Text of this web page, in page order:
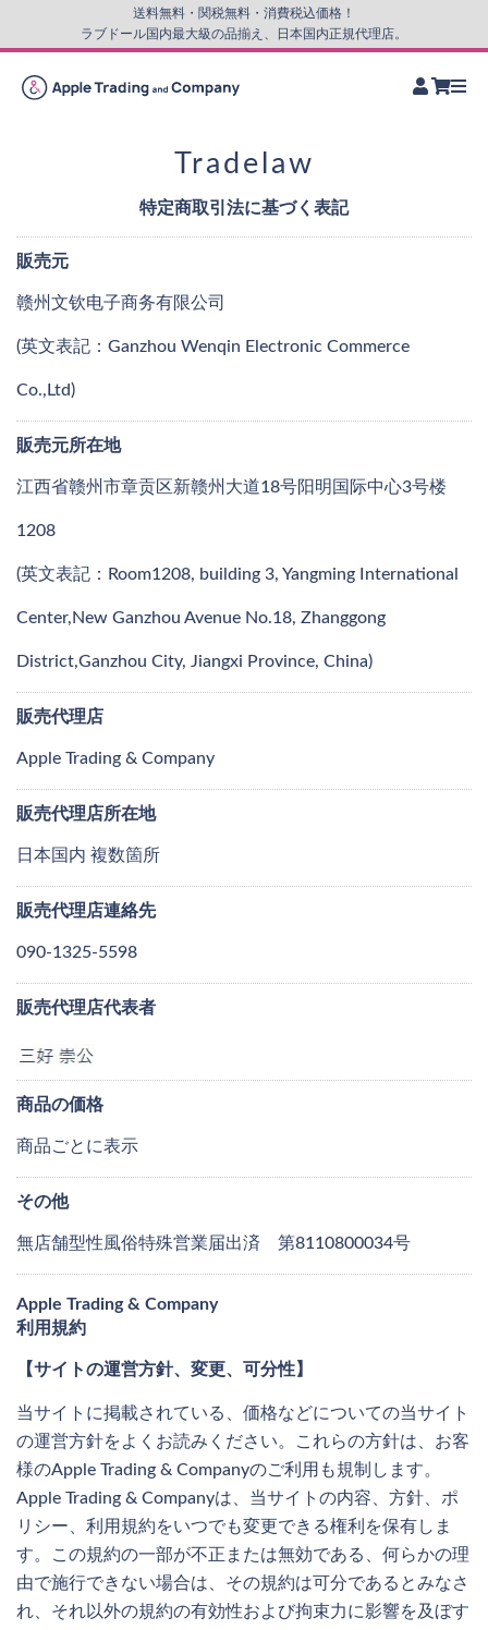
送料無料・関税無料・消費税込価格！
ラブドール国内最大級の品揃え、日本国内正規代理店。
Tradelaw
特定商取引法に基づく表記
販売元
赣州文钦电子商务有限公司
(英文表記：Ganzhou Wenqin Electronic Commerce
Co.,Ltd)
販売元所在地
江西省赣州市章贡区新赣州大道18号阳明国际中心3号楼
1208
(英文表記：Room1208, building 3, Yangming International
Center,New Ganzhou Avenue No.18, Zhanggong
District,Ganzhou City, Jiangxi Province, China)
販売代理店
Apple Trading & Company
販売代理店所在地
日本国内 複数箇所
販売代理店連絡先
090-1325-5598
販売代理店代表者
商品の価格
商品ごとに表示
その他
無店舗型性風俗特殊営業届出済 第8110800034号
Apple Trading & Company
利用規約
【サイトの運営方針、変更、可分性】
当サイトに掲載されている、価格などについての当サイト
の運営方針をよくお読みください。これらの方針は、お客
様のApple Trading & Companyのご利用も規制します。
Apple Trading & Companyは、当サイトの内容、方針、ポ
リシー、利用規約をいつでも変更できる権利を保有しま
す。この規約の一部が不正または無効である、何らかの理
由で施行できない場合は、その規約は可分であるとみなさ
れ、それ以外の規約の有効性および拘束力に影響を及ぼす